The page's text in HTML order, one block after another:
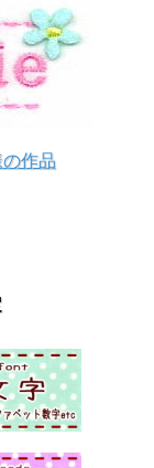
作品